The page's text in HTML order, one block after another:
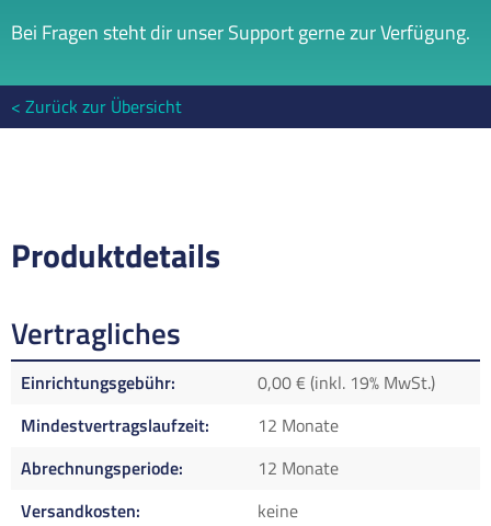
Bei Fragen steht dir unser Support gerne zur Verfügung.
Zurück zur Übersicht
Produktdetails
Vertragliches
Einrichtungsgebühr
0,00 € (inkl. 19% MwSt.)
Mindestvertragslaufzeit
12 Monate
Abrechnungsperiode
12 Monate
Versandkosten
keine